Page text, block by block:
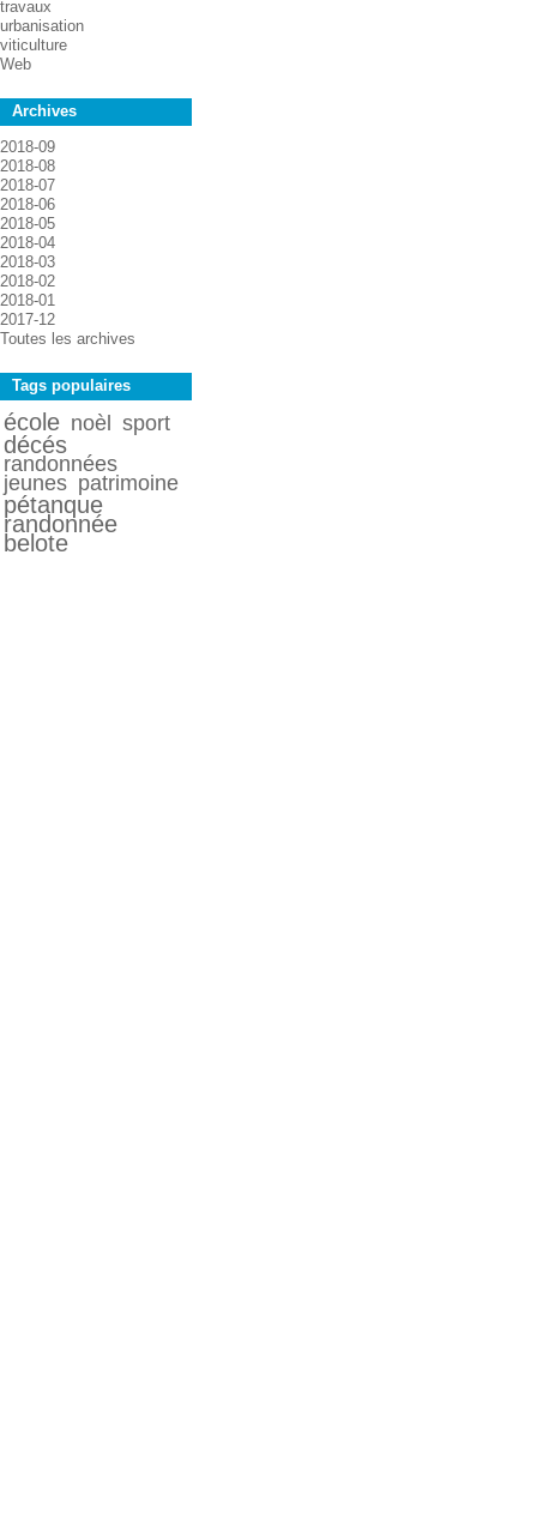
travaux
urbanisation
viticulture
Web
Archives
2018-09
2018-08
2018-07
2018-06
2018-05
2018-04
2018-03
2018-02
2018-01
2017-12
Toutes les archives
Tags populaires
école noèl sport
décés
randonnées
jeunes patrimoine
pétanque
randonnée
belote